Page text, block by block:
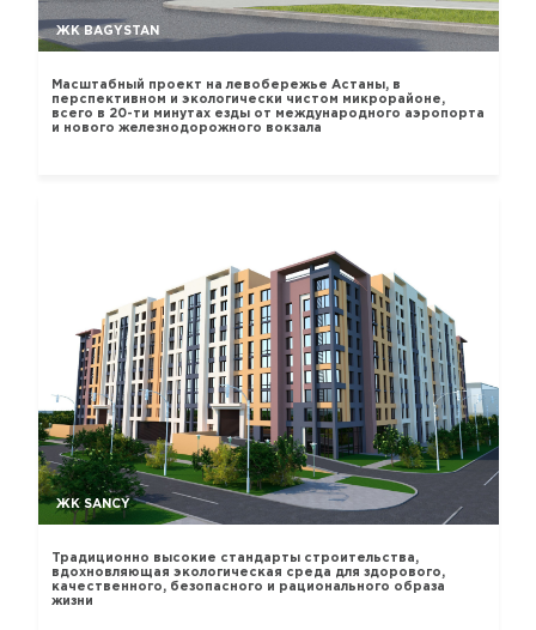
ЖК BAGYSTAN
Масштабный проект на левобережье Астаны, в
перспективном и экологически чистом микрорайоне,
всего в 20-ти минутах езды от международного аэропорта
и нового железнодорожного вокзала
ЖК SANCY
Традиционно высокие стандарты строительства,
вдохновляющая экологическая среда для здорового,
качественного, безопасного и рационального образа
жизни